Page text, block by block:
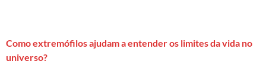
Como extremófilos ajudam a entender os limites da vida no
universo?